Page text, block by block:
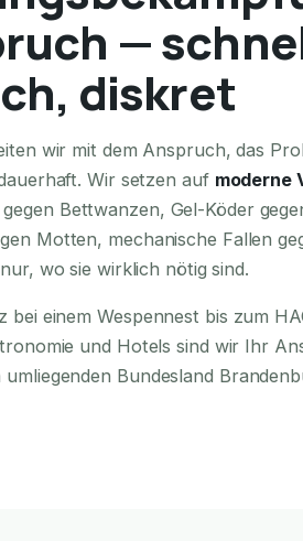
—
diskret
wir mit dem Anspruch, das
Wir setzen auf moderne
Bettwanzen, Gel-Köder
Motten, mechanische Fallen
wo sie wirklich nötig sind.
bei einem Wespennest bis zum
und Hotels sind wir Ihr
Bundesland